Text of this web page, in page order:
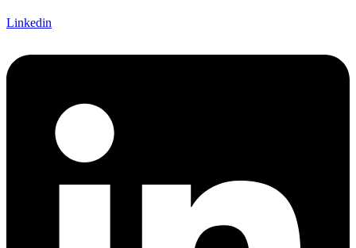
Linkedin